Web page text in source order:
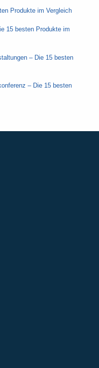
Produkte im Vergleich
15 besten Produkte im
– Die 15 besten
– Die 15 besten